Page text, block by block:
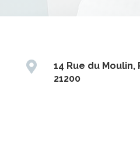

14 Rue du
21200